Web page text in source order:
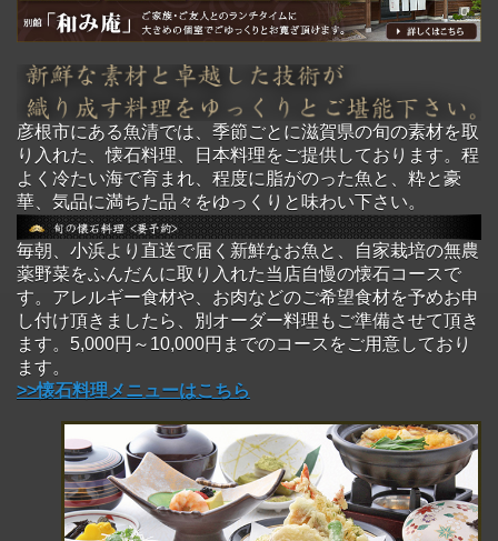
彦根市にある魚清では、季節ごとに滋賀県の旬の素材を取
り入れた、懐石料理、日本料理をご提供しております。程
よく冷たい海で育まれ、程度に脂がのった魚と、粋と豪
華、気品に満ちた品々をゆっくりと味わい下さい。
毎朝、小浜より直送で届く新鮮なお魚と、自家栽培の無農
薬野菜をふんだんに取り入れた当店自慢の懐石コースで
す。アレルギー食材や、お肉などのご希望食材を予めお申
し付け頂きましたら、別オーダー料理もご準備させて頂き
ます。5,000円～10,000円までのコースをご用意しており
ます。
>>懐石料理メニューはこちら